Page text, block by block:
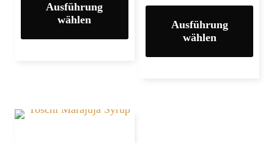
Ausführung
wählen
Ausführung
wählen